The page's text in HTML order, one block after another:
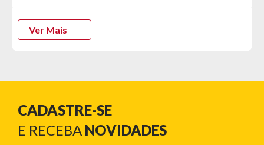
- Largura: 210cm
- Profundidade aberto: 160cm
- Profundidade fechado: 105cm
Ver Mais
CADASTRE-SE
E RECEBA NOVIDADES